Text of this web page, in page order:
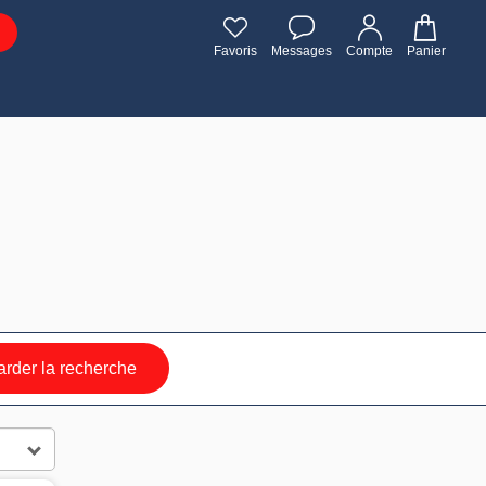
Favoris Messages Compte Panier
la recherche